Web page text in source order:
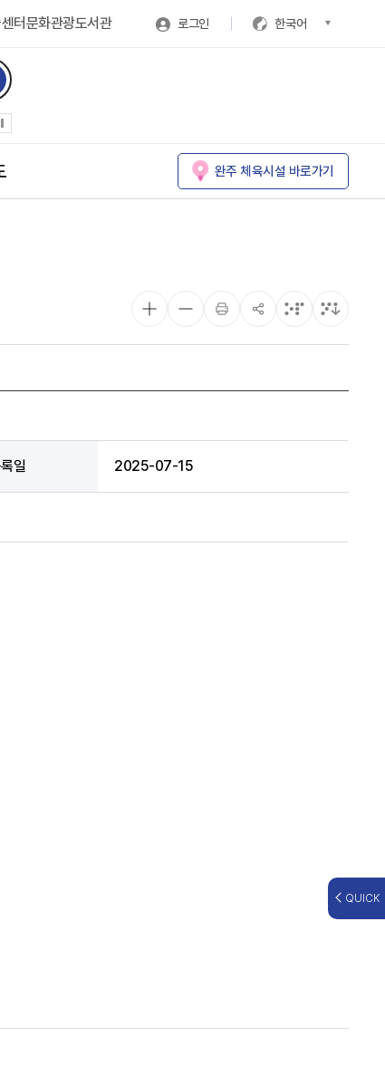
터문화관광도서관 로그인 한국어
완주 체육시설 바로가기
일 2025-07-15
QUICK